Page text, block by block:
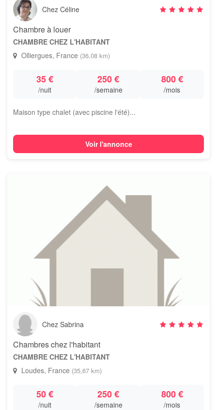
Chez Céline
Chambre à louer
CHAMBRE CHEZ L'HABITANT
Olliergues, France (36,08 km)
35 €
/nuit
250 €
/semaine
800 €
/mois
Maison type chalet (avec piscine l'été)...
Voir l'annonce
Chez Sabrina
Chambres chez l'habitant
CHAMBRE CHEZ L'HABITANT
Loudes, France (35,67 km)
50 €
/nuit
250 €
/semaine
800 €
/mois